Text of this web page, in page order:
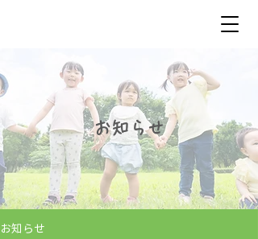
お知らせ
お知らせ